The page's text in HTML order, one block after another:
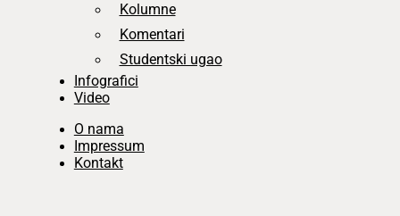
Kolumne
Komentari
Studentski ugao
Infografici
Video
O nama
Impressum
Kontakt